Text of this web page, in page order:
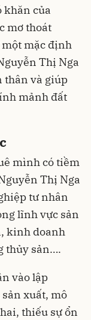
khăn của
mơ thoát
mặc định
Thị Nga
thân và giúp
mảnh đất
mình có tiềm
Thị Nga
tư nhân
lĩnh vực sản
kinh doanh
thủy sản….
vào lập
xuất, mô
thiếu sự ổn